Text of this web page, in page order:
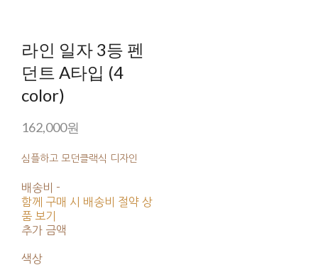
라인 일자 3등 펜
던트 A타입 (4
color)
162,000원
심플하고 모던클랙식 디자인
배송비 -
함께 구매 시 배송비 절약 상
품 보기
추가 금액
색상